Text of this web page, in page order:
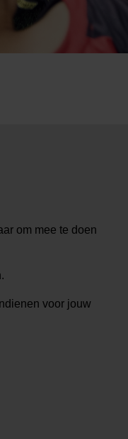
om mee te doen
voor jouw